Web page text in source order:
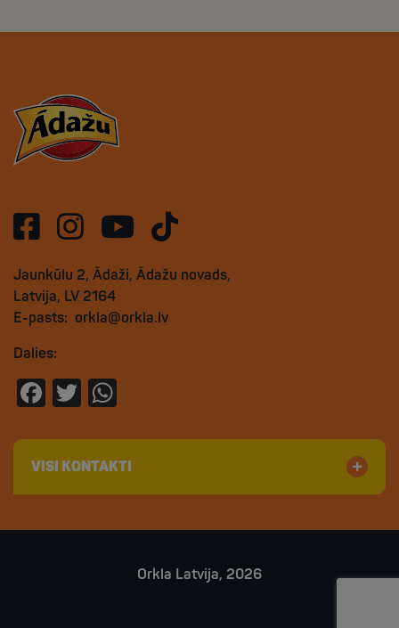
Jaunkūlu 2, Ādaži, Ādažu novads,
Latvija, LV 2164
E-pasts: orkla@orkla.lv
Dalies:
Facebook
Twitter
VISI KONTAKTI
Orkla Latvija, 2026